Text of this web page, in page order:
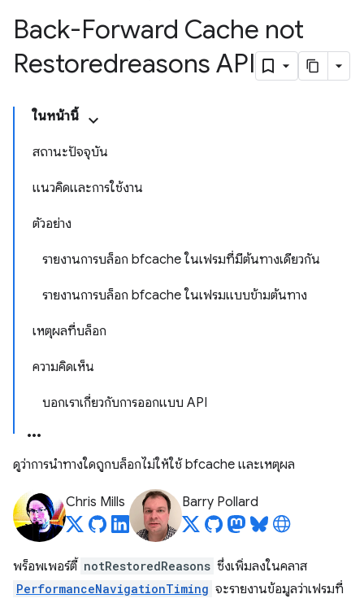
Back-Forward Cache not
Restoredreasons API
ในหน้านี้
สถานะปัจจุบัน
แนวคิดและการใช้งาน
ตัวอย่าง
รายงานการบล็อก bfcache ในเฟรมที่มีต้นทางเดียวกัน
รายงานการบล็อก bfcache ในเฟรมแบบข้ามต้นทาง
เหตุผลที่บล็อก
ความคิดเห็น
บอกเราเกี่ยวกับการออกแบบ API
ดูว่าการนำทางใดถูกบล็อกไม่ให้ใช้ bfcache และเหตุผล
Chris Mills Barry Pollard
พร็อพเพอร์ตี้ notRestoredReasons ซึ่งเพิ่มลงในคลาส
PerformanceNavigationTiming จะรายงานข้อมูลว่าเฟรมที่